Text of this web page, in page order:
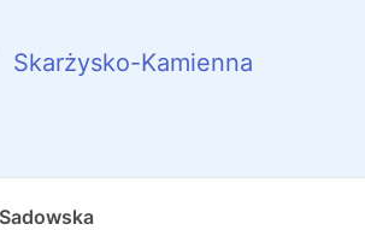
Skarżysko-Kamienna